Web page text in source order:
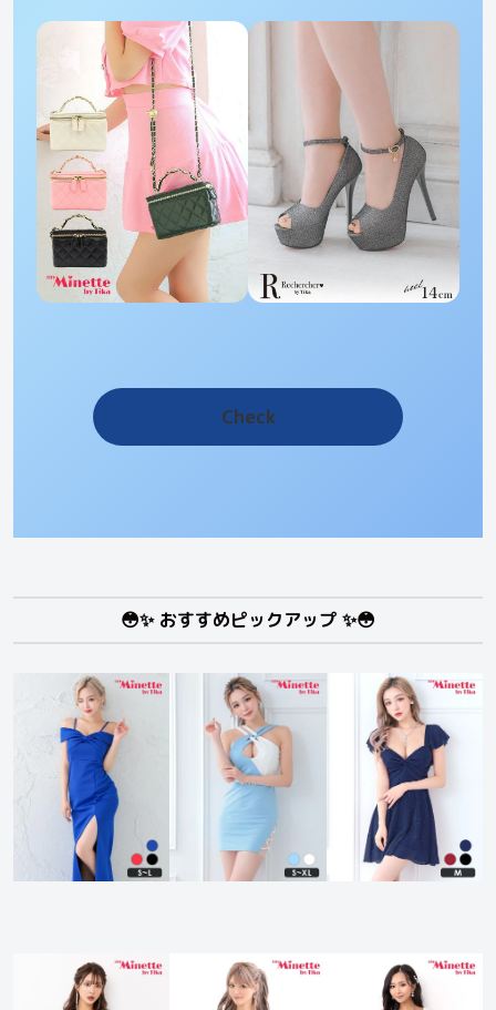
Check
😳✨ おすすめピックアップ ✨😳